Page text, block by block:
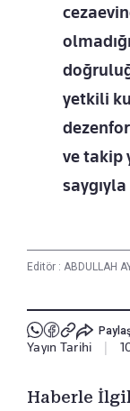
yetkili
ve takip
Editör : ABDULLAH
Yayın Tarihi
Haberle